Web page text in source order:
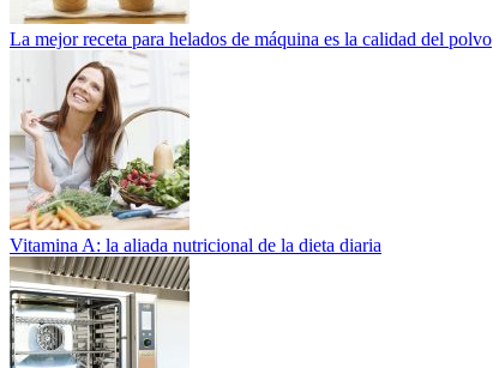
La mejor receta para helados de máquina es la calidad del polvo
Vitamina A: la aliada nutricional de la dieta diaria